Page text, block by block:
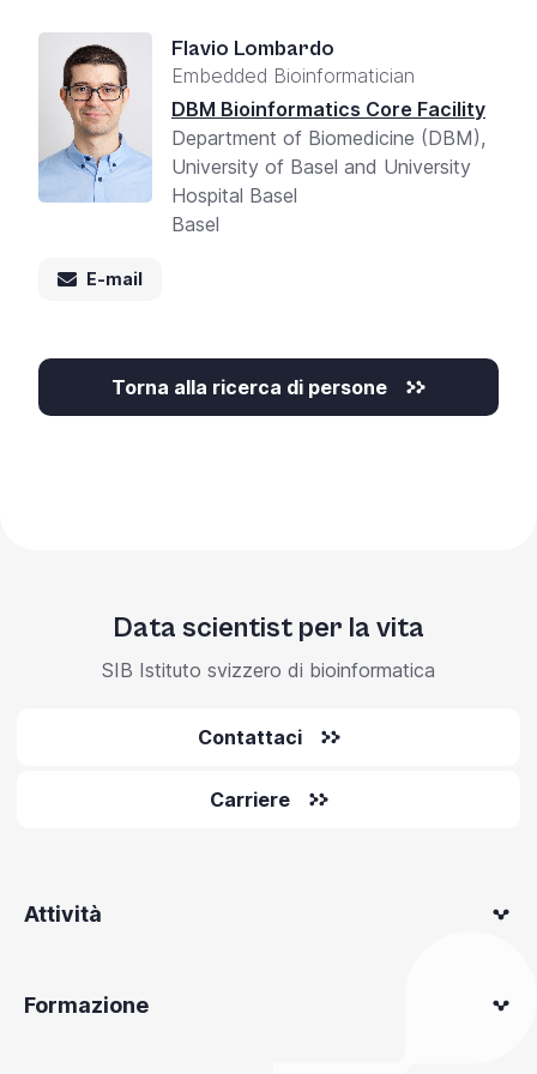
Flavio Lombardo
Embedded Bioinformatician
DBM Bioinformatics Core Facility
Department of Biomedicine (DBM),
University of Basel and University
Hospital Basel
Basel
E-mail
Torna alla ricerca di persone
Data scientist per la vita
SIB Istituto svizzero di bioinformatica
Contattaci
Carriere
Attività
Formazione